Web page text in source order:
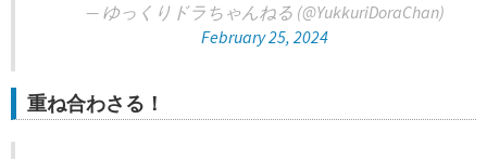
— ゆっくりドラちゃんねる (@YukkuriDoraChan)
February 25, 2024
重ね合わさる！